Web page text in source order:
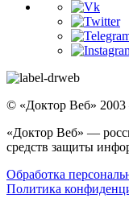
© «Доктор Веб»
«Доктор Веб» —
средств защиты
Обработка
Политика